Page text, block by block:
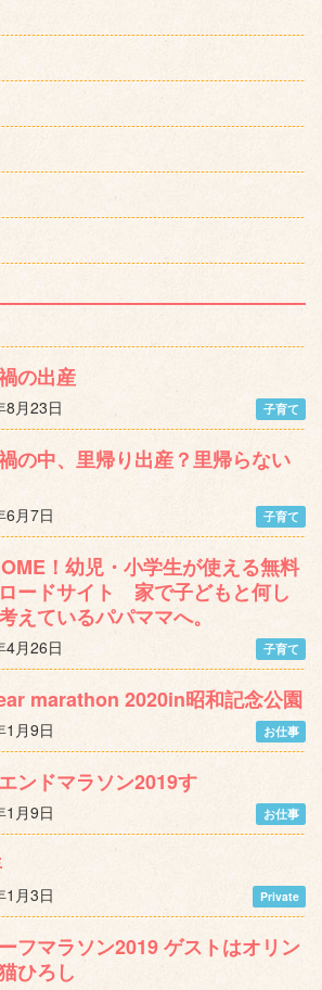
の出産
8月23日 子育て
の中、里帰り出産？里帰らない
6月7日 子育て
！幼児・小学生が使える無料
ードサイト 家で子どもと何し
えているパパママへ。
4月26日 子育て
marathon 2020in昭和記念公園
1月9日 お仕事
ンドマラソン2019す
1月9日 お仕事
1月3日 Private
フマラソン2019 ゲストはオリン
ひろし